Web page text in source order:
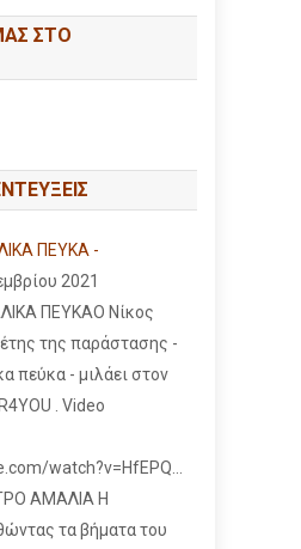
ΣΤΟ
ΠΕΥΚΑ -
2021
ΠΕΥΚΑΟ Νίκος
της παράστασης -
πεύκα - μιλάει στον
. Video
watch?v=HfEPQ...
ΑΜΑΛΙΑ Η
τα βήματα του